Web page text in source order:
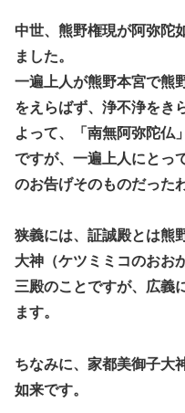
中世、熊野権現が阿弥陀
ました。
一遍上人が熊野本宮で熊
をえらばず、浄不浄をき
よって、「南無阿弥陀仏
ですが、一遍上人にとっ
のお告げそのものだった
狭義には、証誠殿とは熊
大神（ケツミミコのおお
三殿のことですが、広義
ます。
ちなみに、家都美御子大
如来です。